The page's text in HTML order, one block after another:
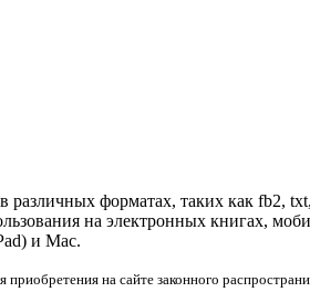
различных форматах, таких как fb2,
на электронных книгах,
и Mac.
на сайте законного